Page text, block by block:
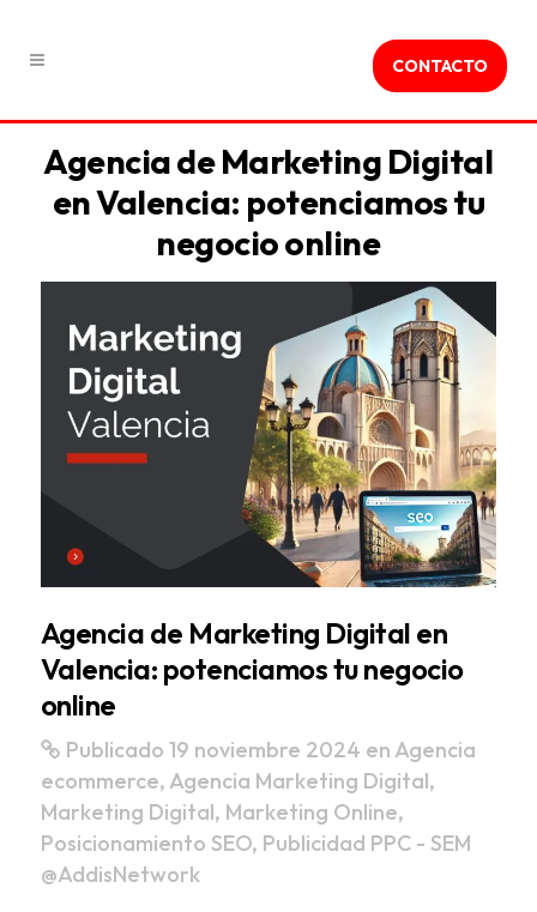
CONTACTO
Agencia de Marketing Digital
en Valencia: potenciamos tu
negocio online
Agencia de Marketing Digital en
Valencia: potenciamos tu negocio
online
Publicado 19 noviembre 2024 en Agencia
ecommerce, Agencia Marketing Digital,
Marketing Digital, Marketing Online,
Posicionamiento SEO, Publicidad PPC - SEM
@AddisNetwork